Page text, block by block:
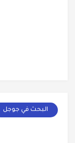
البحث في جوجل